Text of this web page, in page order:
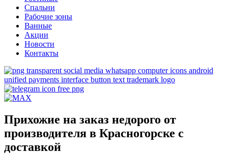
Спальни
Рабочие зоны
Ванные
Акции
Новости
Контакты
Прихожие на заказ недорого от
производителя в Красногорске с
доставкой